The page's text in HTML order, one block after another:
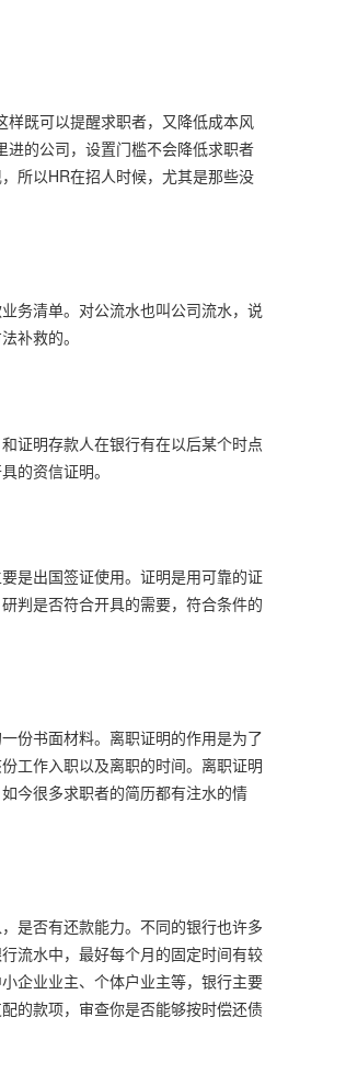
既可以提醒求职者，又降低成本风
的公司，设置门槛不会降低求职者
所以HR在招人时候，尤其是那些没
务清单。对公流水也叫公司流水，说
补救的。
证明存款人在银行有在以后某个时点
的资信证明。
是出国签证使用。证明是用可靠的证
判是否符合开具的需要，符合条件的
份书面材料。离职证明的作用是为了
工作入职以及离职的时间。离职证明
今很多求职者的简历都有注水的情
是否有还款能力。不同的银行也许多
流水中，最好每个月的固定时间有较
企业业主、个体户业主等，银行主要
的款项，审查你是否能够按时偿还债